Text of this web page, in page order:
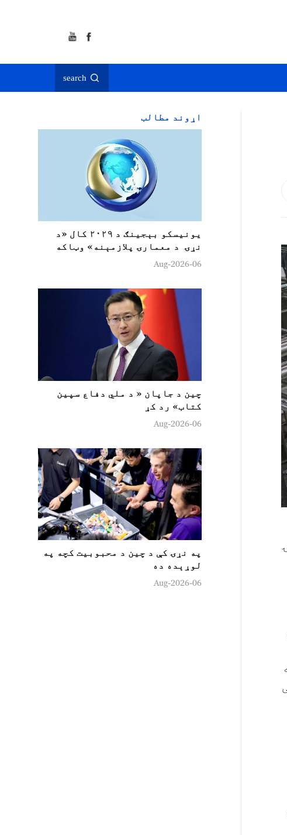
search
اړوند مطالب
یونیسکو بېجینګ د ۲۰۲۹ کال «د
نړۍ د معمارۍ پلازمېنه» وټاکه
06-Aug-2026
چين د جاپان « د ملي دفاع سپين
کتاب» رد کړ
06-Aug-2026
په نړۍ کې د چين د محبوبیت کچه په
لوړېده ده
06-Aug-2026